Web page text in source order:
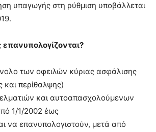
υπαγωγής στη ρύθμιση υποβάλλεται
επανυπολογίζονται?
των οφειλών κύριας ασφάλισης
περίθαλψης)
και αυτοαπασχολούμενων
1/1/2002 έως
να επανυπολογιστούν, μετά από